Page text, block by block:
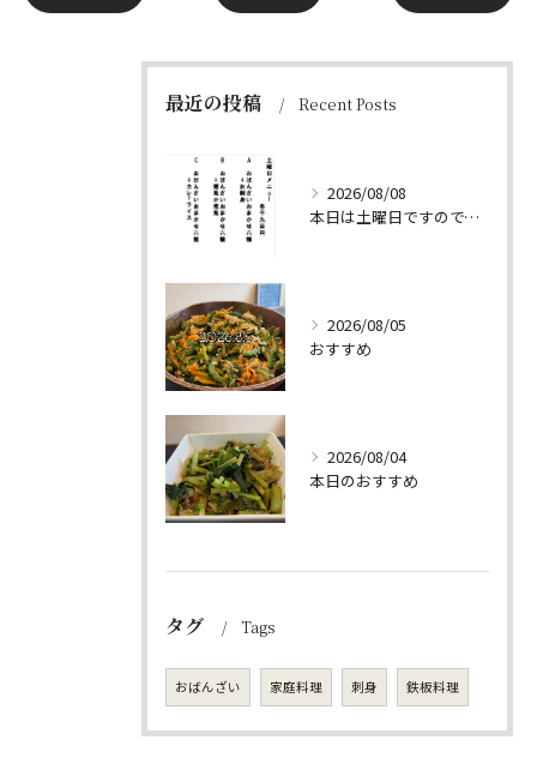
最近の投稿 Recent Posts
2026/08/08
本日は土曜日ですので、たくさん食べていってちょーよ‼️
2026/08/05
おすすめ
2026/08/04
本日のおすすめ
タグ Tags
おばんざい 家庭料理 刺身 鉄板料理